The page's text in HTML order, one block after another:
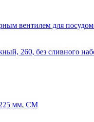
вентилем для
260, без сливного
225 мм, СМ